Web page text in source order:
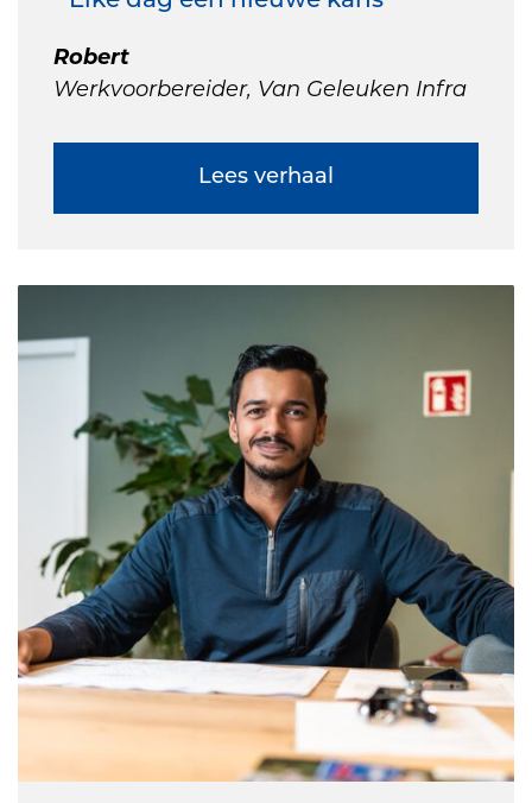
Robert
Werkvoorbereider, Van Geleuken Infra
Lees verhaal